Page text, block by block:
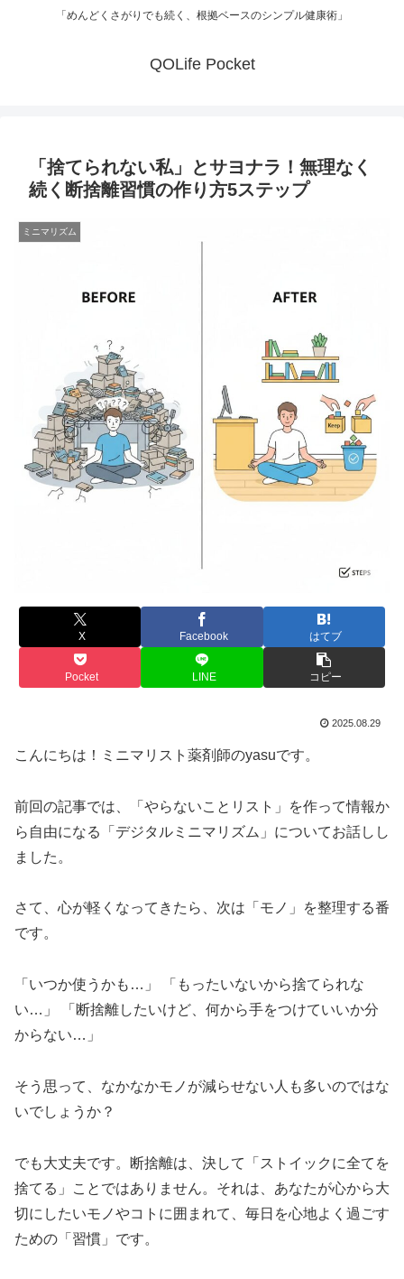
「めんどくさがりでも続く、根拠ベースのシンプル健康術」
QOLife Pocket
「捨てられない私」とサヨナラ！無理なく
続く断捨離習慣の作り方5ステップ
ミニマリズム
X Facebook はてブ
Pocket LINE コピー
2025.08.29
こんにちは！ミニマリスト薬剤師のyasuです。
前回の記事では、「やらないことリスト」を作って情報か
ら自由になる「デジタルミニマリズム」についてお話しし
ました。
さて、心が軽くなってきたら、次は「モノ」を整理する番
です。
「いつか使うかも…」 「もったいないから捨てられな
い…」 「断捨離したいけど、何から手をつけていいか分
からない…」
そう思って、なかなかモノが減らせない人も多いのではな
いでしょうか？
でも大丈夫です。断捨離は、決して「ストイックに全てを
捨てる」ことではありません。それは、あなたが心から大
切にしたいモノやコトに囲まれて、毎日を心地よく過ごす
ための「習慣」です。